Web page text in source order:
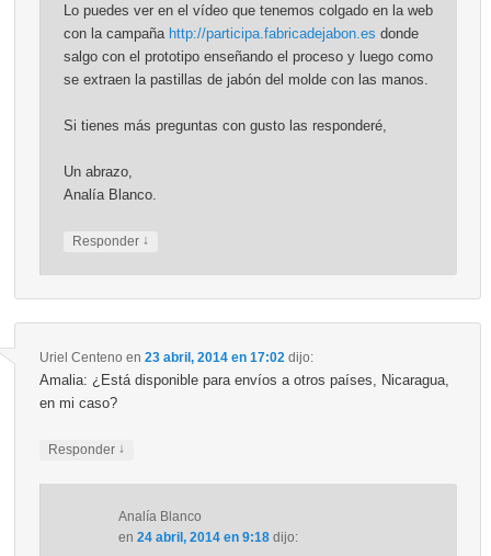
Lo puedes ver en el vídeo que tenemos colgado en la web
con la campaña http://participa.fabricadejabon.es donde
salgo con el prototipo enseñando el proceso y luego como
se extraen la pastillas de jabón del molde con las manos.
Si tienes más preguntas con gusto las responderé,
Un abrazo,
Analía Blanco.
Responder ↓
Uriel Centeno en 23 abril, 2014 en 17:02 dijo:
Amalia: ¿Está disponible para envíos a otros países, Nicaragua,
en mi caso?
Responder ↓
Analía Blanco
en 24 abril, 2014 en 9:18 dijo: